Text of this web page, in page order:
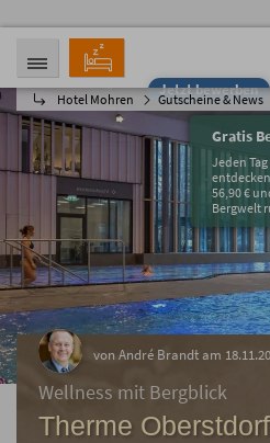
Jetzt bewerben
Hotel Mohren Gutscheine & News
Gratis
Jeden
56,90 €
Bergwelt
ANREISE
07.08.2026
ABREISE
12.08.2026
PERSONEN
2 Personen
BUCHEN
von André Brandt am
Wellness mit Bergblick
Therme